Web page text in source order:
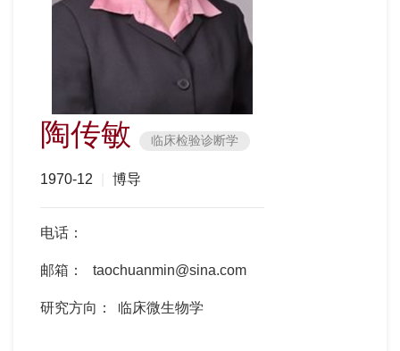
陶传敏 临床检验诊断学
1970-12 博导
电话：
邮箱： taochuanmin@sina.com
研究方向： 临床微生物学